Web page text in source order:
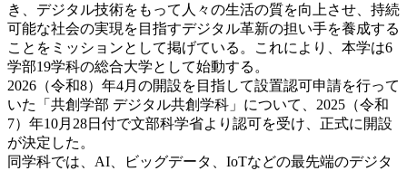
き、デジタル技術をもって人々の生活の質を向上させ、持続
可能な社会の実現を目指すデジタル革新の担い手を養成する
ことをミッションとして掲げている。これにより、本学は6
学部19学科の総合大学として始動する。
2026（令和8）年4月の開設を目指して設置認可申請を行って
いた「共創学部 デジタル共創学科」について、2025（令和
7）年10月28日付で文部科学省より認可を受け、正式に開設
が決定した。
同学科では、 AI、ビッグデータ、IoTなどの最先端のデジタ